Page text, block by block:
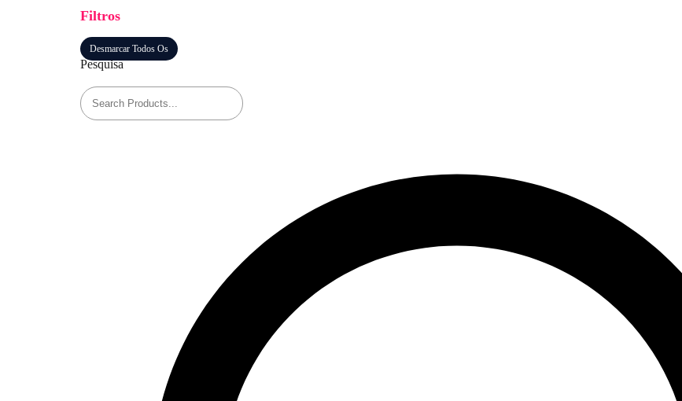
Filtros
Desmarcar Todos Os
Pesquisa